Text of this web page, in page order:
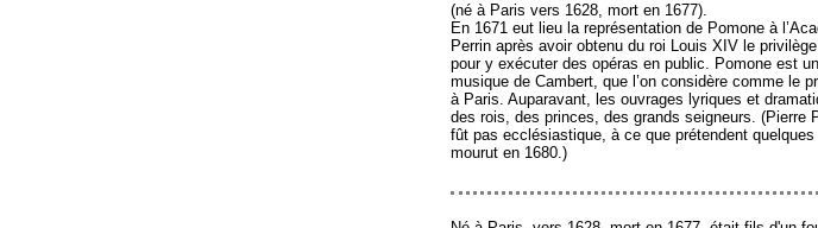
(né à Paris vers 1628, mort en 1677).
En 1671 eut lieu la représentation de Pomone à
Perrin après avoir obtenu du roi Louis XIV le
pour y exécuter des opéras en public. Pomone est
musique de Cambert, que l’on considère comme le
à Paris. Auparavant, les ouvrages lyriques et
des rois, des princes, des grands seigneurs. (Pierre
fût pas ecclésiastique, à ce que prétendent
mourut en 1680.)